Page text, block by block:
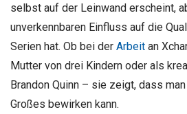
selbst auf der Leinwand erscheint,
unverkennbaren Einfluss auf die
Serien hat. Ob bei der Arbeit an
Mutter von drei Kindern oder als
Brandon Quinn – sie zeigt, dass
Großes bewirken kann.